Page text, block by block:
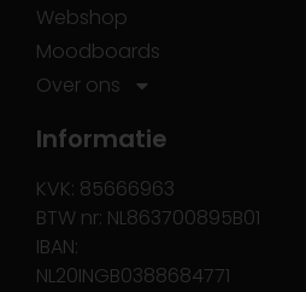
Webshop
Moodboards
Over ons
Informatie
KVK: 85666963
BTW nr: NL863700895B01
IBAN:
NL20INGB0388684771